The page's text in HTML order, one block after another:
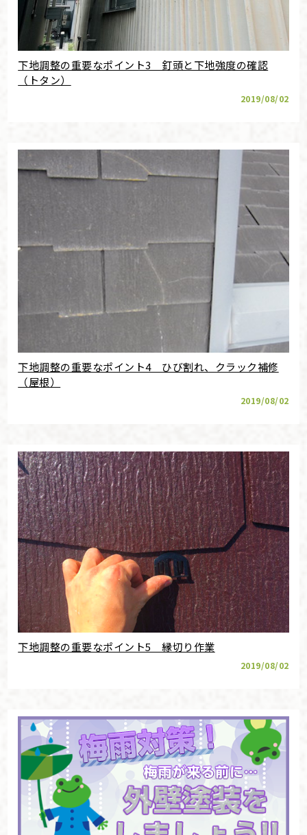
下地調整の重要なポイント3 釘頭と下地強度の確認
（トタン）
2019/08/02
下地調整の重要なポイント4 ひび割れ、クラック補修
（屋根）
2019/08/02
下地調整の重要なポイント5 縁切り作業
2019/08/02